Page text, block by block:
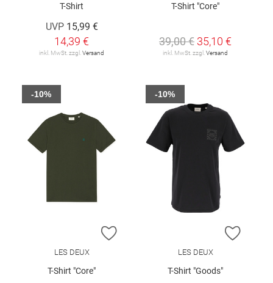
T-Shirt
UVP 15,99 €
14,39 €
inkl. MwSt. zzgl. Versand
T-Shirt "Core"
39,00 € 35,10 €
inkl. MwSt. zzgl. Versand
ZUR WUNSCHLISTE HINZUFÜGEN
LES DEUX
T-Shirt "Core"
-10%
ZUR
LES DEUX
T-Shirt "Goods"
-10%